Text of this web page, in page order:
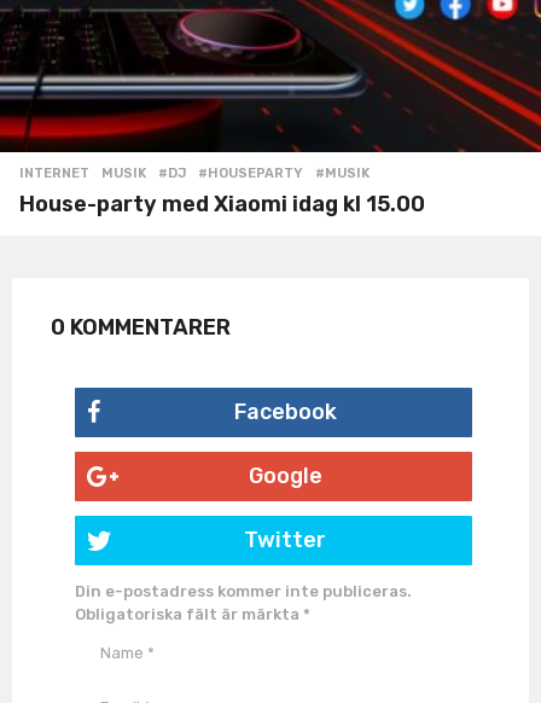
INTERNET ,MUSIK #DJ ,#HOUSEPARTY ,#MUSIK
House-party med Xiaomi idag kl 15.00
0 KOMMENTARER
Facebook
Google
Twitter
Din e-postadress kommer inte publiceras.
Obligatoriska fält är märkta *